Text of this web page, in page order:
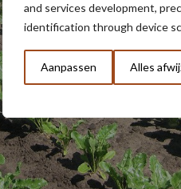
and services development,
identification through device
Aanpassen Alles